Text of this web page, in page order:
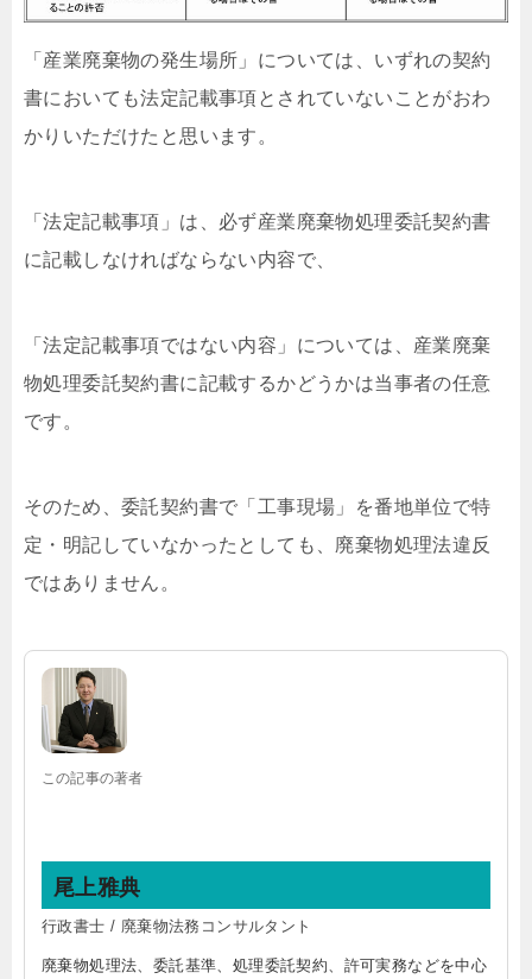
「産業廃棄物の発生場所」については、いずれの契約
書においても法定記載事項とされていないことがおわ
かりいただけたと思います。
「法定記載事項」は、必ず産業廃棄物処理委託契約書
に記載しなければならない内容で、
「法定記載事項ではない内容」については、産業廃棄
物処理委託契約書に記載するかどうかは当事者の任意
です。
そのため、委託契約書で「工事現場」を番地単位で特
定・明記していなかったとしても、廃棄物処理法違反
ではありません。
この記事の著者
尾上雅典
行政書士 / 廃棄物法務コンサルタント
廃棄物処理法、委託基準、処理委託契約、許可実務などを中心